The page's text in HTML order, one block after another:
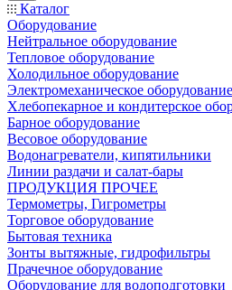
Каталог
Оборудование
Нейтральное оборудование
Тепловое оборудование
Холодильное оборудование
Электромеханическое оборудование
Хлебопекарное и кондитерское
Барное оборудование
Весовое оборудование
Водонагреватели, кипятильники
Линии раздачи и салат-бары
ПРОДУКЦИЯ ПРОЧЕЕ
Термометры, Гигрометры
Торговое оборудование
Бытовая техника
Зонты вытяжные, гидрофильтры
Прачечное оборудование
Оборудование для водоподготовки